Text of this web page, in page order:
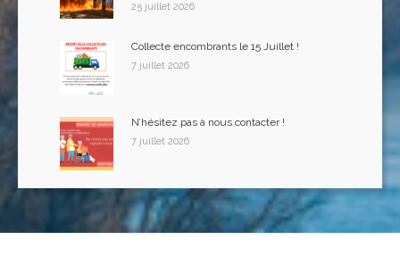
25 juillet 2026
Collecte encombrants le 15 Juillet !
7 juillet 2026
N’hésitez pas à nous contacter !
7 juillet 2026